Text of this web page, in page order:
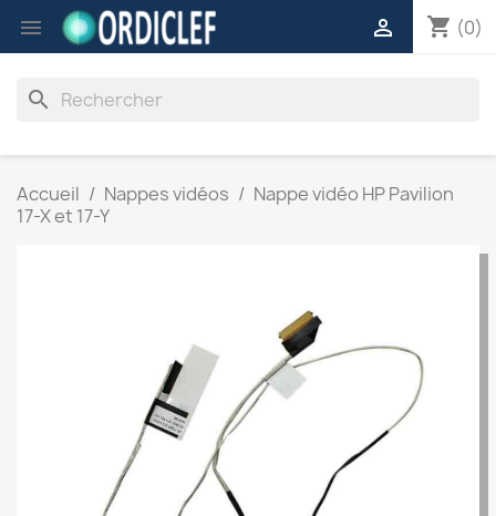
 shopping_cart (0)

search
Accueil Nappes vidéos
Nappe vidéo HP Pavilion
17-X et 17-Y